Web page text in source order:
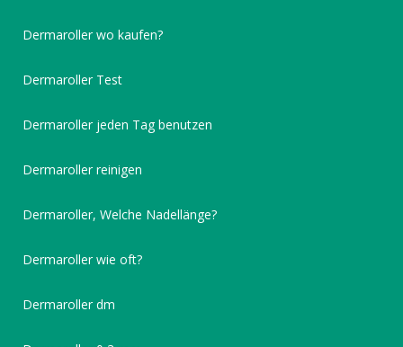
Dermaroller wo kaufen?
Dermaroller Test
Dermaroller jeden Tag benutzen
Dermaroller reinigen
Dermaroller, Welche Nadellänge?
Dermaroller wie oft?
Dermaroller dm